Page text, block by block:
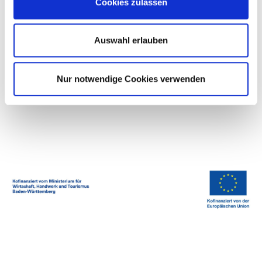
Auswahl erlauben
Nur notwendige Cookies verwenden
In den Warenkorb
PDF herunterladen